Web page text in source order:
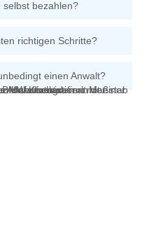
selbst bezahlen?
richtigen Schritte?
einen Anwalt?